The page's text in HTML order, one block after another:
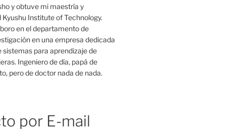
y obtuve mi maestría y
Institute of Technology.
en el departamento de
en una empresa dedicada
sistemas para aprendizaje de
Ingeniero de día, papá de
pero de doctor nada de nada.
por E-mail